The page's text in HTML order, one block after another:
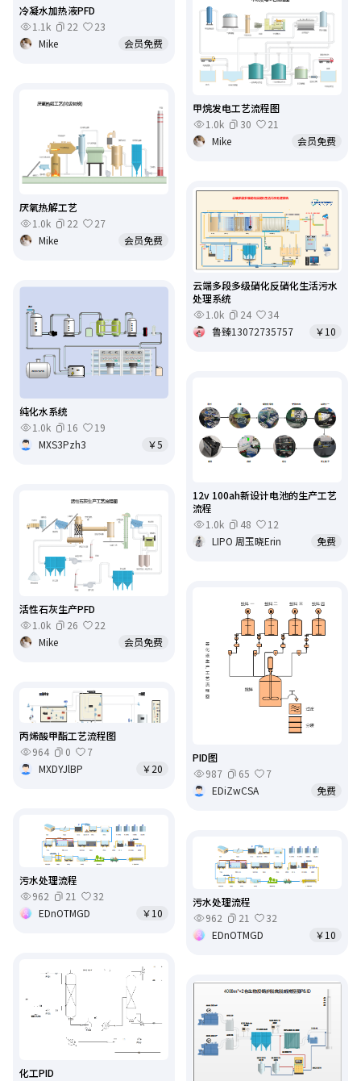
冷凝水加热液PFD
1.1k
22
23
Mike
会员免费
甲烷发电工艺流程图
1.0k
30
21
Mike
会员免费
厌氧热解工艺
1.0k
22
27
Mike
会员免费
云端多段多级硝化反硝化生活污水
处理系统
1.0k
24
34
鲁臻13072735757
￥10
纯化水系统
1.0k
16
19
MXS3Pzh3
￥5
12v 100ah新设计电池的生产工艺
流程
1.0k
48
12
LIPO 周玉晓Erin
免费
活性石灰生产PFD
1.0k
26
22
Mike
会员免费
PID图
987
65
7
EDiZwCSA
免费
丙烯酸甲酯工艺流程图
964
0
7
MXDYJlBP
￥20
污水处理流程
962
21
32
EDnOTMGD
￥10
污水处理流程
962
21
32
EDnOTMGD
￥10
化工PID